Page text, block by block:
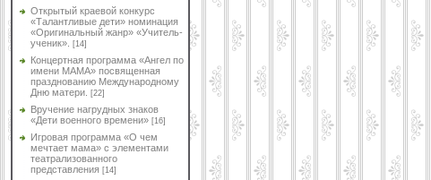
Открытый краевой конкурс
«Талантливые дети» номинация
«Оригинальный жанр» «Учитель-
ученик».
[14]
Концертная программа «Ангел по
имени МАМА» посвященная
празднованию Международному
Дню матери.
[22]
Вручение нагрудных знаков
«Дети военного времени» [16]
Игровая программа «О чем
мечтает мама» с элементами
театрализованного
представления [14]